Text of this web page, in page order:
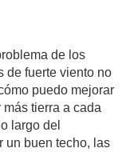
de los
de fuerte viento no
puedo mejorar
tierra a cada
largo del
un buen techo, las